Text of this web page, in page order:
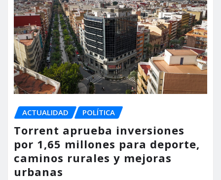
ACTUALIDAD POLÍTICA
Torrent aprueba inversiones
por 1,65 millones para deporte,
caminos rurales y mejoras
urbanas